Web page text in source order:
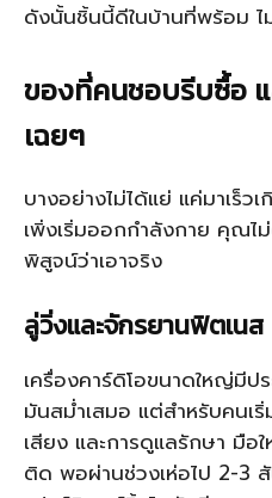
ดังนั้นชิ้นนี้ดีในบ้านที่พร้อม ไ
ของที่คนชอบรีบซื้อ
เฉยๆ
บางอย่างไม่ได้แย่ แค่มาเร็ว
เพิ่งเริ่มออกกำลังกาย คุณไ
พิสูจน์ว่าเอาจริง
ลู่วิ่งและจักรยานฟิตเนส
เครื่องคาร์ดิโอขนาดใหญ่มีป
มันสม่ำเสมอ แต่สำหรับคนเ
เสียง และการดูแลรักษา มือ
ติด พอผ่านช่วงเห่อไป 2-3